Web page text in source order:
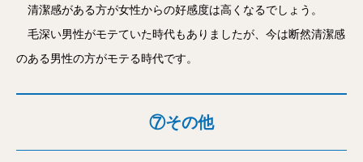
清潔感がある方が女性からの好感度は高くなるでしょう。
毛深い男性がモテていた時代もありましたが、今は断然清潔感
のある男性の方がモテる時代です。
⑦その他